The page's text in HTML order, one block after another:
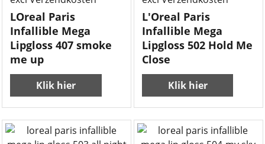
LOreal Paris
Infallible Mega
Lipgloss 407 smoke
me up
Klik hier
L'Oreal Paris
Infallible Mega
Lipgloss 502 Hold Me
Close
Klik hier